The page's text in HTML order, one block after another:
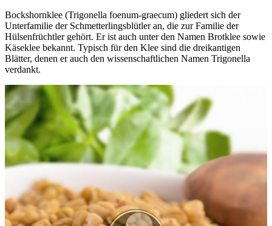
Bockshornklee (Trigonella foenum-graecum) gliedert sich der
Unterfamilie der Schmetterlingsblütler an, die zur Familie der
Hülsenfrüchtler gehört. Er ist auch unter den Namen Brotklee sowie
Käseklee bekannt. Typisch für den Klee sind die dreikantigen
Blätter, denen er auch den wissenschaftlichen Namen Trigonella
verdankt.